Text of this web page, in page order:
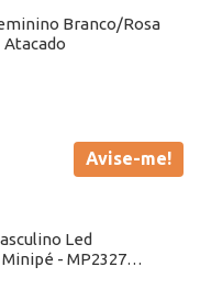
Branco/Rosa
Atacado
Avise-me!
Led
- MP2327